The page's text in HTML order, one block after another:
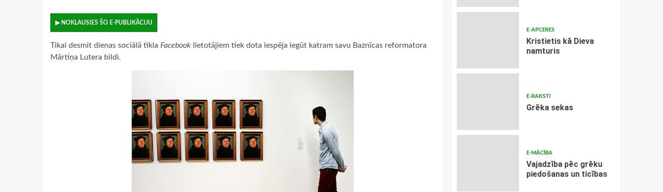
▶ NOKLAUSIES ŠO E-PUBLIKĀCIJU
Tikai desmit dienas sociālā tīkla Facebook lietotājiem tiek dota iespēja iegūt katram savu Baznīcas reformatora
Mārtiņa Lutera bildi.
E-APCERES
Kristietis kā Dieva
namturis
E-RAKSTI
Grēka sekas
E-MĀCĪBA
Vajadzība pēc grēku
piedošanas un ticības